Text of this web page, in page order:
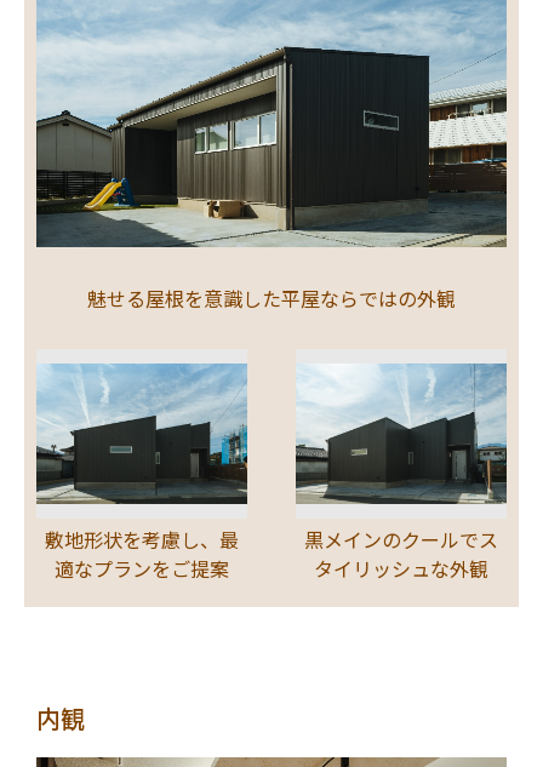
魅せる屋根を意識した平屋ならではの外観
敷地形状を考慮し、最
適なプランをご提案
黒メインのクールでス
タイリッシュな外観
内観